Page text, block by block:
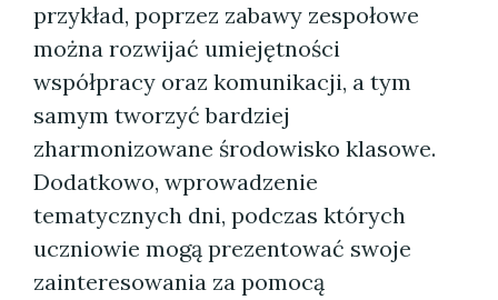
przykład, poprzez zabawy zespołowe
można rozwijać umiejętności
współpracy oraz komunikacji, a tym
samym tworzyć bardziej
zharmonizowane środowisko klasowe.
Dodatkowo, wprowadzenie
tematycznych dni, podczas których
uczniowie mogą prezentować swoje
zainteresowania za pomocą